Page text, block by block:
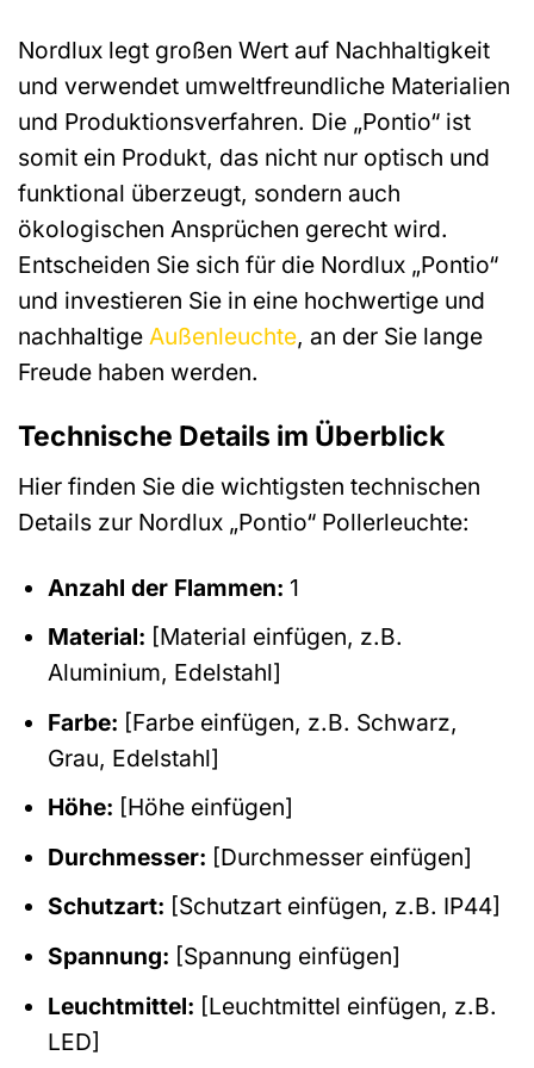
Nordlux legt großen Wert auf Nachhaltigkeit
und verwendet umweltfreundliche Materialien
und Produktionsverfahren. Die „Pontio“ ist
somit ein Produkt, das nicht nur optisch und
funktional überzeugt, sondern auch
ökologischen Ansprüchen gerecht wird.
Entscheiden Sie sich für die Nordlux „Pontio“
und investieren Sie in eine hochwertige und
nachhaltige Außenleuchte, an der Sie lange
Freude haben werden.
Technische Details im Überblick
Hier finden Sie die wichtigsten technischen
Details zur Nordlux „Pontio“ Pollerleuchte:
Anzahl der Flammen: 1
Material: [Material einfügen, z.B.
Aluminium, Edelstahl]
Farbe: [Farbe einfügen, z.B. Schwarz,
Grau, Edelstahl]
Höhe: [Höhe einfügen]
Durchmesser: [Durchmesser einfügen]
Schutzart: [Schutzart einfügen, z.B. IP44]
Spannung: [Spannung einfügen]
Leuchtmittel: [Leuchtmittel einfügen, z.B.
LED]